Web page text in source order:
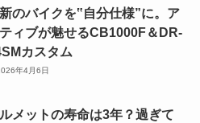
のバイクを‟自分仕様”に。ア
ィブが魅せるCB1000F＆DR-
カスタム
年4月6日
メットの寿命は3年？過ぎて